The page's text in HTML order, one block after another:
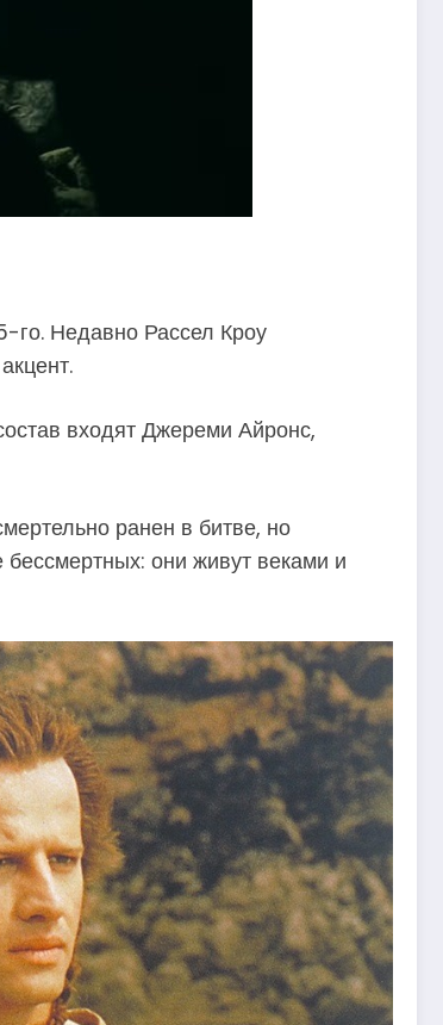
го. Недавно Рассел Кроу
входят Джереми Айронс,
ранен в битве, но
бессмертных: они живут веками и